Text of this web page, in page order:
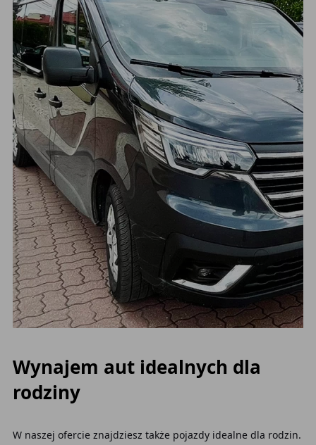
Wynajem aut idealnych dla
rodziny
W naszej ofercie znajdziesz także pojazdy idealne dla rodzin.